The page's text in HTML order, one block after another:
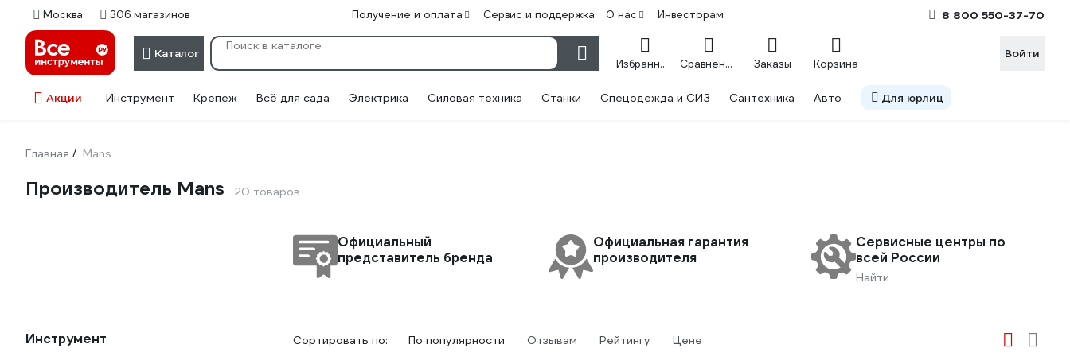
Москва 306 магазинов Получение и оплата Сервис и поддержка О нас Инвесторам 8 800 550-37-70
Каталог
Избранное Сравнение Заказы Корзина
Войти
Акции Инструмент Крепеж Всё для сада Электрика Силовая техника Станки Спецодежда и СИЗ Сантехника Авто Для юрлиц
Главная / Mans
Производитель Mans 20 товаров
Официальный
представитель бренда
Официальная гарантия
производителя
Сервисные центры по
всей России
Найти
Инструмент Сортировать по: По популярности Отзывам Рейтингу Цене